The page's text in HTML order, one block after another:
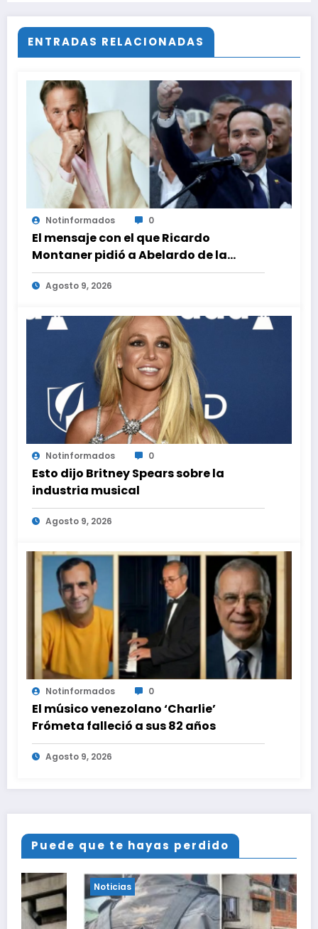
ENTRADAS RELACIONADAS
Notinformados 0
El mensaje con el que Ricardo
Montaner pidió a Abelardo de la
Espriella ayudar a Venezuela
Agosto 9, 2026
Notinformados 0
Esto dijo Britney Spears sobre la
industria musical
Agosto 9, 2026
Notinformados 0
El músico venezolano ‘Charlie’
Frómeta falleció a sus 82 años
Agosto 9, 2026
Puede que te hayas perdido
Noticias